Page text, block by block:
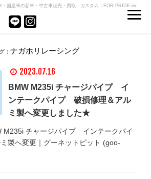
国産車の新車・中古車販売・買取・カスタム｜FOR PRIDE.inc
： ナガホリレーシング
2023.07.16
BMW M235i チャージパイプ イ
ンテークパイプ 破損修理＆アル
ミ製へ変更しました★
M235i チャージパイプ インテークパイ
へ変更｜グーネットピット (goo-